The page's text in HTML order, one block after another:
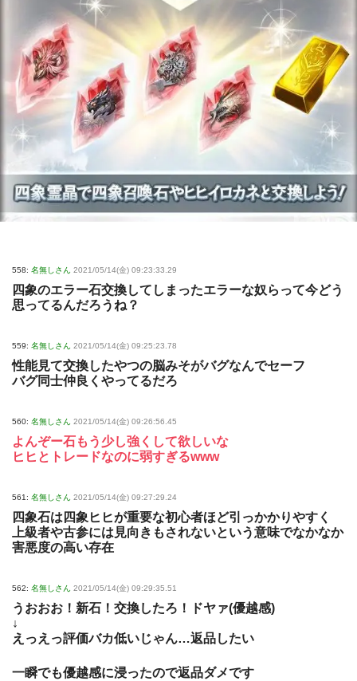
558: 名無しさん 2021/05/14(金) 09:23:33.29
四象のエラー石交換してしまったエラーな奴らって今どう
思ってるんだろうね？
559: 名無しさん 2021/05/14(金) 09:25:23.78
性能見て交換したやつの脳みそがバグなんでセーフ
バグ同士仲良くやってるだろ
560: 名無しさん 2021/05/14(金) 09:26:56.45
よんぞー石もう少し強くして欲しいな
ヒヒとトレードなのに弱すぎるwww
561: 名無しさん 2021/05/14(金) 09:27:29.24
四象石は四象ヒヒが重要な初心者ほど引っかかりやすく
上級者や古参には見向きもされないという意味でなかなか
害悪度の高い存在
562: 名無しさん 2021/05/14(金) 09:29:35.51
うおおお！新石！交換したろ！ドヤァ(優越感)
↓
えっえっ評価バカ低いじゃん…返品したい
一瞬でも優越感に浸ったので返品ダメです